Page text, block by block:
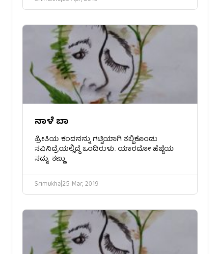
ನಾಳೆ ಬಾ
ಪ್ರೀತಿಯ ಕಂದನನ್ನು ಗಟ್ಟಿಯಾಗಿ ತಬ್ಬಿಕೊಂಡು
ಸವಿನಿದ್ರೆಯಲ್ಲಿದ್ದೆ ಒಂದಿರುಳು. ಯಾರದೋ ಹೆಜ್ಜೆಯ
ಸದ್ದು. ಕಣ್ಣು
Srimukha|25 Mar, 2019